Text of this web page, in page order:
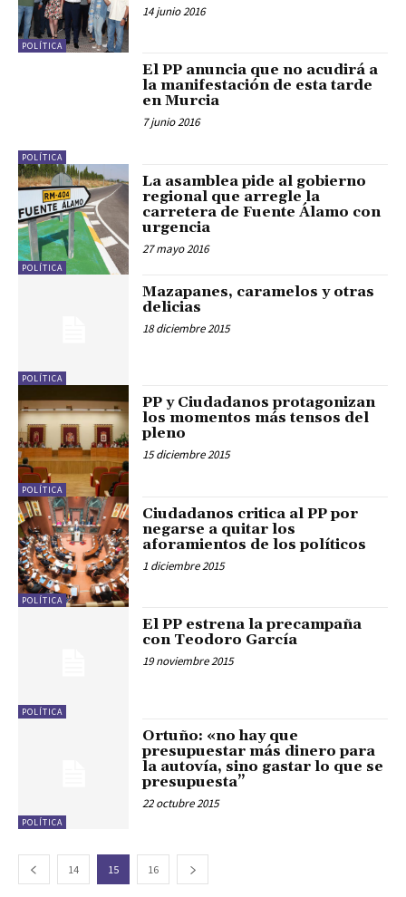
POLÍTICA
14 junio 2016
POLÍTICA
El PP anuncia que no acudirá a
la manifestación de esta tarde
en Murcia
7 junio 2016
POLÍTICA
La asamblea pide al gobierno
regional que arregle la
carretera de Fuente Álamo con
urgencia
27 mayo 2016
POLÍTICA
Mazapanes, caramelos y otras
delicias
18 diciembre 2015
POLÍTICA
PP y Ciudadanos protagonizan
los momentos más tensos del
pleno
15 diciembre 2015
POLÍTICA
Ciudadanos critica al PP por
negarse a quitar los
aforamientos de los políticos
1 diciembre 2015
POLÍTICA
El PP estrena la precampaña
con Teodoro García
19 noviembre 2015
POLÍTICA
Ortuño: «no hay que
presupuestar más dinero para
la autovía, sino gastar lo que se
presupuesta”
22 octubre 2015
14 15 16